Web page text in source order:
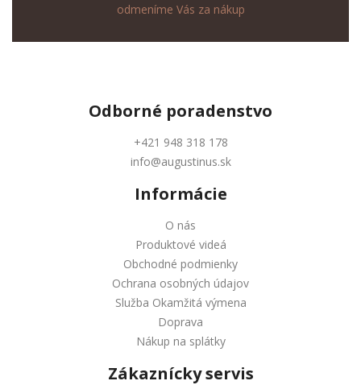
odmeníme Vás za nákup
Odborné poradenstvo
+421 948 318 178
info@augustinus.sk
Informácie
O nás
Produktové videá
Obchodné podmienky
Ochrana osobných údajov
Služba Okamžitá výmena
Doprava
Nákup na splátky
Zákaznícky servis